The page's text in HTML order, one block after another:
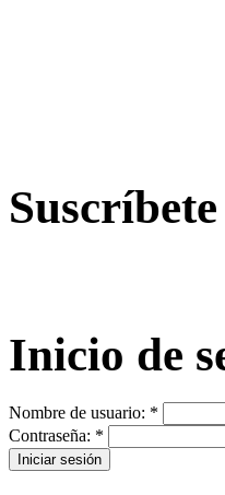
Suscríbete
Inicio de
Nombre de usuario: *
Contraseña: *